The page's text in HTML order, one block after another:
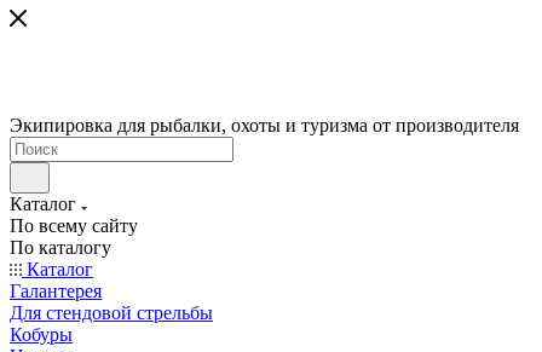
Экипировка для рыбалки, охоты и туризма от производителя
Каталог
По всему сайту
По каталогу
Каталог
Галантерея
Для стендовой стрельбы
Кобуры